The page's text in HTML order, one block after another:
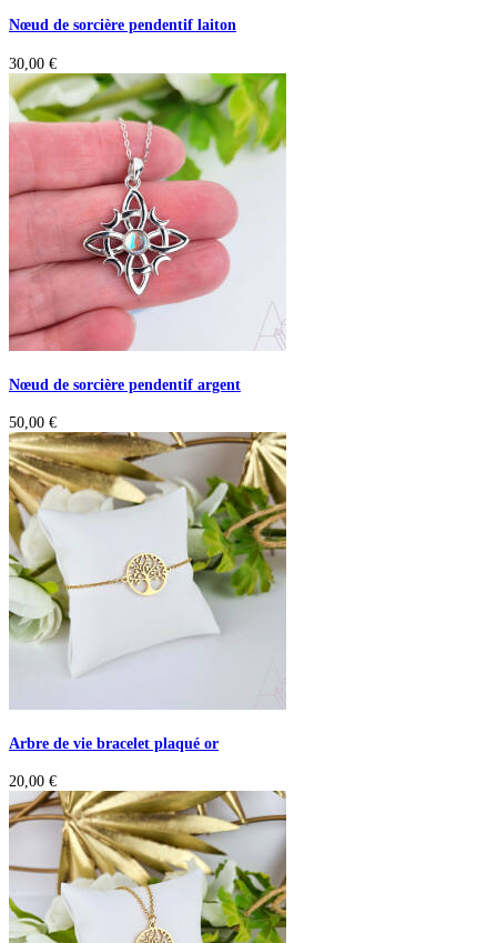
Nœud de sorcière pendentif laiton
30,00 €
Nœud de sorcière pendentif argent
50,00 €
Arbre de vie bracelet plaqué or
20,00 €